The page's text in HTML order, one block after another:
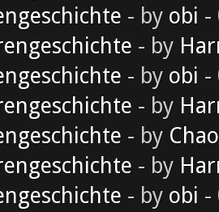
- by obi -
- by
- by obi -
- by
- by
- by
- by obi -